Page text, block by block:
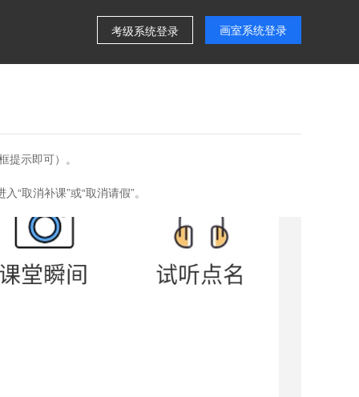
画室系统登录
考级系统登录
示即可）。
“取消补课”或“取消请假”。